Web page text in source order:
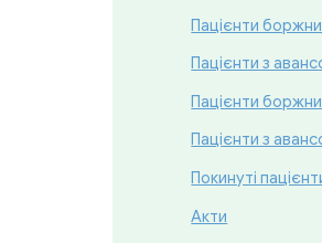
Пацієнти
Пацієнти з
Пацієнти
Пацієнти з
Покинуті
Акти